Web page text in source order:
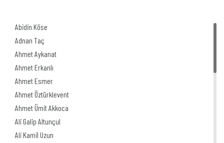
Abidin Köse
Adnan Taç
Ahmet Aykanat
Ahmet Erkanlı
Ahmet Esmer
Ahmet Öztürklevent
Ahmet Ümit Akkoca
Ali Galip Altunçul
Ali Kamil Uzun